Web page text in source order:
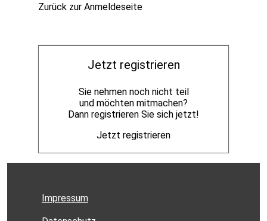
Zurück zur Anmeldeseite
Jetzt registrieren
Sie nehmen noch nicht teil
und möchten mitmachen?
Dann registrieren Sie sich jetzt!
Jetzt registrieren
Impressum